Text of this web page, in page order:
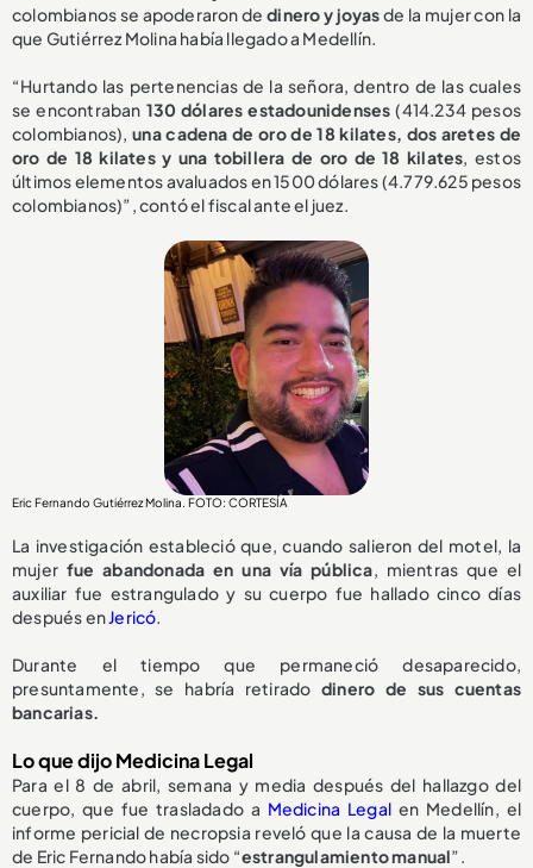
colombianos se apoderaron dedinero y joyasde la mujer con la
que Gutiérrez Molina había llegado a Medellín.
“Hurtando las pertenencias de la señora, dentro de las cuales
se encontraban 130 dólares estadounidenses (414.234 pesos
colombianos),una cadena de oro de 18 kilates, dos aretes de
oro de 18 kilates y una tobillera de oro de 18 kilates, estos
últimos elementos avaluados en 1500 dólares (4.779.625 pesos
colombianos)”, contó el fiscal ante el juez.
Eric Fernando Gutiérrez Molina. FOTO: CORTESÍA
La investigación estableció que, cuando salieron del motel, la
mujer fue abandonada en una vía pública, mientras que el
auxiliar fue estrangulado y su cuerpo fue hallado cinco días
después enJericó.
Durante el tiempo que permaneció desaparecido,
presuntamente, se habría retirado dinero de sus cuentas
bancarias.
Lo que dijo Medicina Legal
Para el 8 de abril, semana y media después del hallazgo del
cuerpo, que fue trasladado a Medicina Legal en Medellín, el
informe pericial de necropsia reveló que la causa de la muerte
de Eric Fernando había sido “estrangulamiento manual”.